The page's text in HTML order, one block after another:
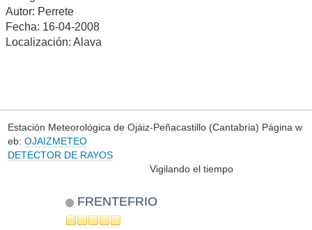
Autor: Perrete
Fecha: 16-04-2008
Localización: Alava
Estación Meteorológica de Ojáiz-Peñacastillo (Cantabria) Página w
eb: OJAIZMETEO
DETECTOR DE RAYOS
Vigilando el tiempo
FRENTEFRIO